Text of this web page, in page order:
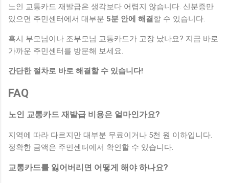
노인 교통카드 재발급은 생각보다 어렵지 않습니다. 신분증만
있으면 주민센터에서 대부분 5분 안에 해결할 수 있습니다.
혹시 부모님이나 조부모님 교통카드가 고장 났나요? 지금 바로
가까운 주민센터를 방문해 보세요.
간단한 절차로 바로 해결할 수 있습니다!
FAQ
노인 교통카드 재발급 비용은 얼마인가요?
지역에 따라 다르지만 대부분 무료이거나 5천 원 이하입니다.
정확한 금액은 주민센터에서 확인할 수 있습니다.
교통카드를 잃어버리면 어떻게 해야 하나요?